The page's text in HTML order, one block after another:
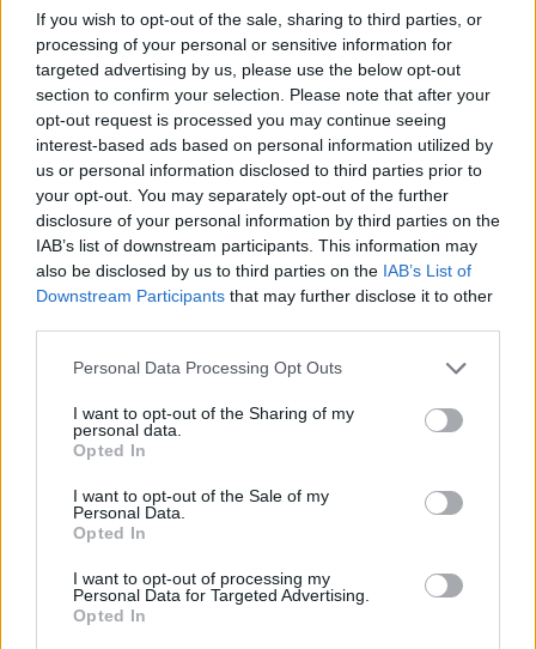
If you wish to opt-out of the sale, sharing to third parties, or
processing of your personal or sensitive information for
targeted advertising by us, please use the below opt-out
section to confirm your selection. Please note that after your
opt-out request is processed you may continue seeing
interest-based ads based on personal information utilized by
us or personal information disclosed to third parties prior to
your opt-out. You may separately opt-out of the further
disclosure of your personal information by third parties on the
IAB’s list of downstream participants. This information may
also be disclosed by us to third parties on the IAB’s List of
Downstream Participants that may further disclose it to other
Personal Data Processing Opt Outs
I want to opt-out of the Sharing of my
personal data.
Opted In
I want to opt-out of the Sale of my
Personal Data.
Opted In
I want to opt-out of processing my
Personal Data for Targeted Advertising.
Opted In
με τους ειδικούς – “Χαρίζουν” χρόνια!
Δε, 2 Φεβ 2026 13:36
Ένα σωστό κούρεμα μπορεί να δώσει όγκο στα λεπτά
μαλλιά, να «λεπταίνει» οπτικά…